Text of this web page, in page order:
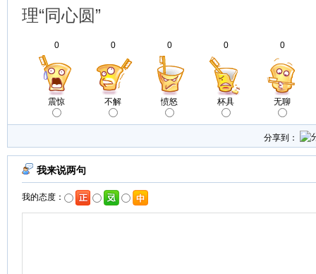
理“同心圆”
0
震惊
0
不解
0
愤怒
0
杯具
0
无聊
分享到：